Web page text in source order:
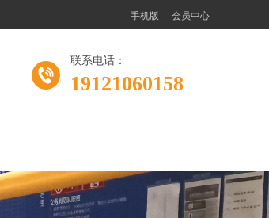
手机版 会员中心
联系电话：
19121060158